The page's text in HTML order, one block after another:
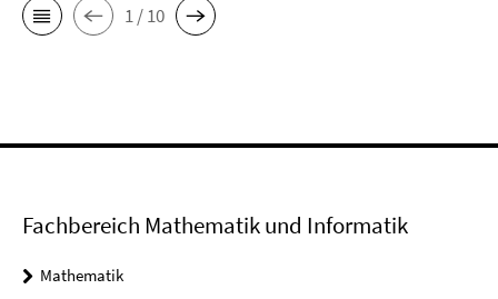
1 / 10
Fachbereich Mathematik und Informatik
Mathematik